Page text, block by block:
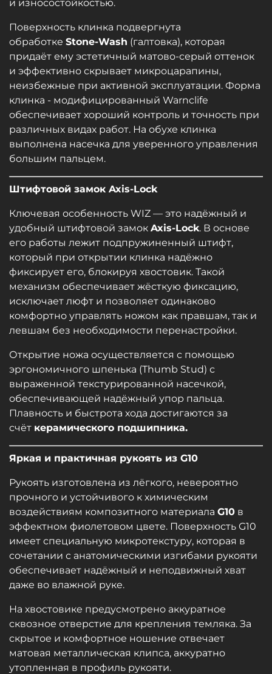
и износостойкостью.
Поверхность клинка подвергнута
обработке Stone-Wash (галтовка), которая
придаёт ему эстетичный матово-серый оттенок
и эффективно скрывает микроцарапины,
неизбежные при активной эксплуатации. Форма
клинка - модифицированный Warnclife
обеспечивает хороший контроль и точность при
различных видах работ. На обухе клинка
выполнена насечка для уверенного управления
большим пальцем.
Штифтовой замок Axis-Lock
Ключевая особенность WIZ — это надёжный и
удобный штифтовой замок Axis-Lock. В основе
его работы лежит подпружиненный штифт,
который при открытии клинка надёжно
фиксирует его, блокируя хвостовик. Такой
механизм обеспечивает жёсткую фиксацию,
исключает люфт и позволяет одинаково
комфортно управлять ножом как правшам, так и
левшам без необходимости перенастройки.
Открытие ножа осуществляется с помощью
эргономичного шпенька (Thumb Stud) с
выраженной текстурированной насечкой,
обеспечивающей надёжный упор пальца.
Плавность и быстрота хода достигаются за
счёт керамического подшипника.
Яркая и практичная рукоять из G10
Рукоять изготовлена из лёгкого, невероятно
прочного и устойчивого к химическим
воздействиям композитного материала G10 в
эффектном фиолетовом цвете. Поверхность G10
имеет специальную микротекстуру, которая в
сочетании с анатомическими изгибами рукояти
обеспечивает надёжный и неподвижный хват
даже во влажной руке.
На хвостовике предусмотрено аккуратное
сквозное отверстие для крепления темляка. За
скрытое и комфортное ношение отвечает
матовая металлическая клипса, аккуратно
утопленная в профиль рукояти.